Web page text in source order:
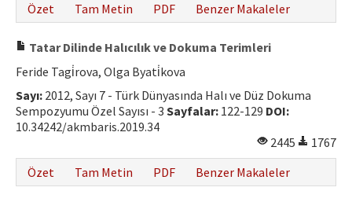
Özet
Tam Metin PDF Benzer Makaleler
Tatar Dilinde Halıcılık ve Dokuma Terimleri
Feride Tagi̇rova, Olga Byati̇kova
Sayı: 2012, Sayı 7 - Türk Dünyasında Halı ve Düz Dokuma
Sempozyumu Özel Sayısı - 3 Sayfalar: 122-129 DOI:
10.34242/akmbaris.2019.34
2445
1767
Özet
Tam Metin PDF Benzer Makaleler